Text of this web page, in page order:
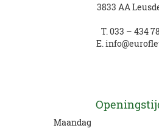
3833 AA
T. 033 – 434
E.
Maandag